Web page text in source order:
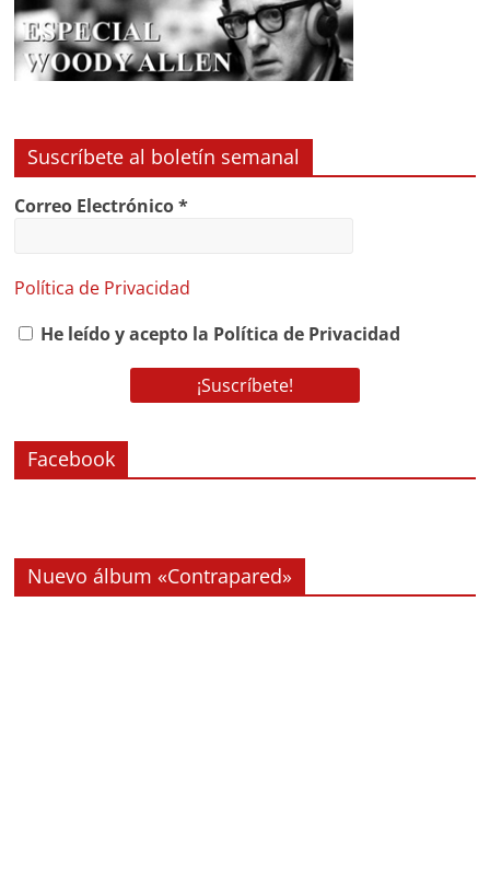
Suscríbete al boletín semanal
Correo Electrónico*
Política de Privacidad
He leído y acepto la Política de Privacidad
Facebook
Nuevo álbum «Contrapared»